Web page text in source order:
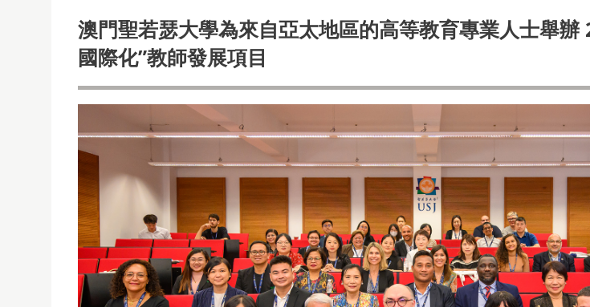
澳門聖若瑟大學為來自亞太地區的高等教育專業人士舉辦
國際化”教師發展項目